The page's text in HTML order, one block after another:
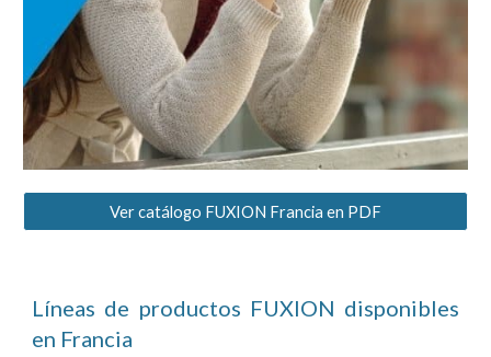
Ver catálogo FUXION Francia en PDF
Líneas de productos FUXION disponibles
en Francia